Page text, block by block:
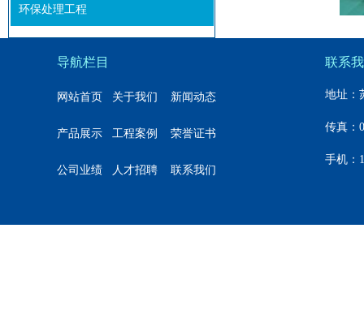
环保处理工程
导航栏目
网站首页 关于我们 新闻动态
产品展示 工程案例 荣誉证书
公司业绩 人才招聘 联系我们
联系
地址：
传真：
手机：